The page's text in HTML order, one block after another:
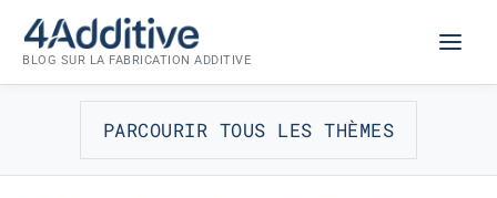
contenu
BLOG SUR LA FABRICATION ADDITIVE
PARCOURIR TOUS LES THÈMES
INNOVATIONS